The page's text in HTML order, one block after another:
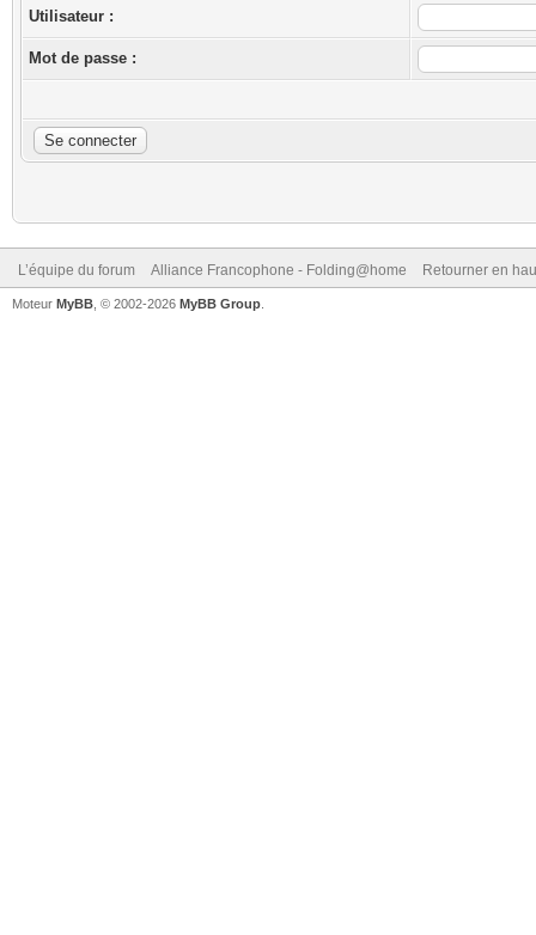
Utilisateur :
Mot de passe :
L’équipe du forum Alliance Francophone - Folding@home Retourner en
Moteur MyBB , © 2002-2026 MyBB Group